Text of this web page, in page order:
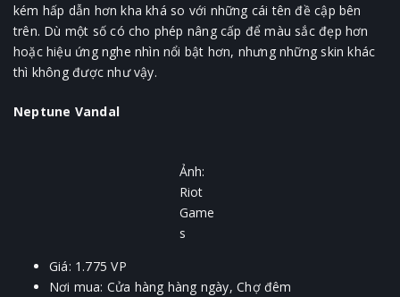
kém hấp dẫn hơn kha khá so với những cái tên đề cập bên
trên. Dù một số có cho phép nâng cấp để màu sắc đẹp hơn
hoặc hiệu ứng nghe nhìn nổi bật hơn, nhưng những skin khác
thì không được như vậy.
Neptune Vandal
Ảnh:
Riot
Game
s
Giá: 1.775 VP
Nơi mua: Cửa hàng hàng ngày, Chợ đêm